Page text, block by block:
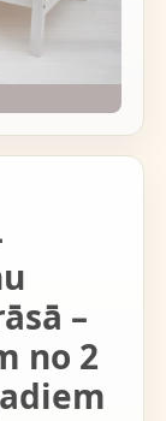
–
no 2